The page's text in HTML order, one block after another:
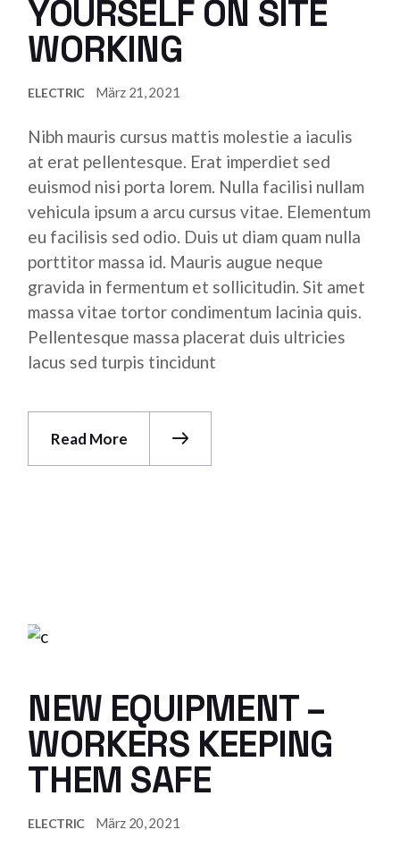
YOURSELF ON SITE
WORKING
ELECTRIC März 21, 2021
Nibh mauris cursus mattis molestie a iaculis
at erat pellentesque. Erat imperdiet sed
euismod nisi porta lorem. Nulla facilisi nullam
vehicula ipsum a arcu cursus vitae. Elementum
eu facilisis sed odio. Duis ut diam quam nulla
porttitor massa id. Mauris augue neque
gravida in fermentum et sollicitudin. Sit amet
massa vitae tortor condimentum lacinia quis.
Pellentesque massa placerat duis ultricies
lacus sed turpis tincidunt
Read More
NEW EQUIPMENT –
WORKERS KEEPING
THEM SAFE
ELECTRIC März 20, 2021